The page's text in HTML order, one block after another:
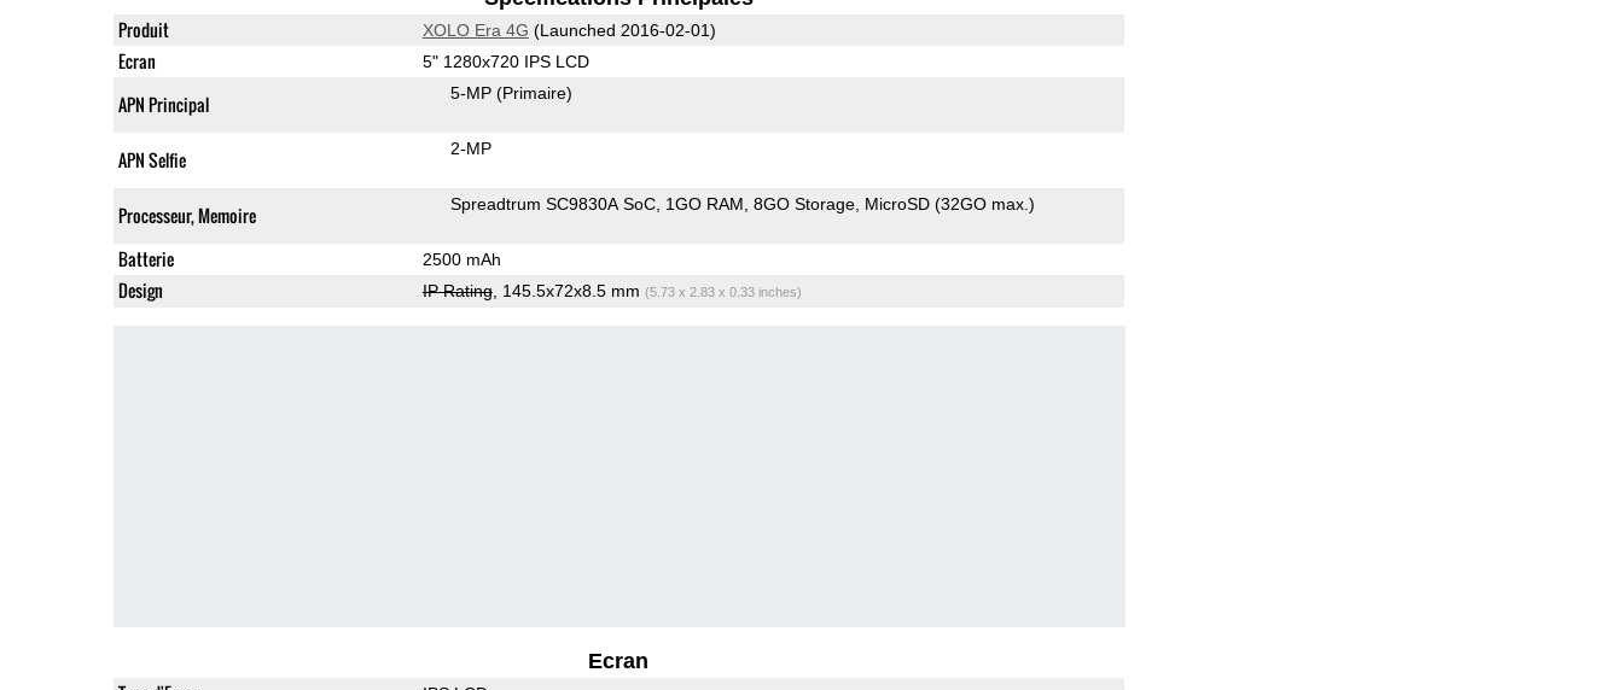
Produit XOLO Era 4G (Launched 2016-02-01)
Ecran 5" 1280x720 IPS LCD
APN Principal 5-MP (Primaire)
APN Selfie 2-MP
Processeur, Memoire Spreadtrum SC9830A SoC 1GO RAM 8GO Storage MicroSD (32GO max.)
Batterie 2500 mAh
Design IP Rating, 145.5x72x8.5 mm (5.73 x 2.83 x 0.33 inches)
Ecran